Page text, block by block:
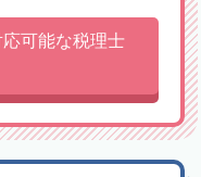
可能な税理士